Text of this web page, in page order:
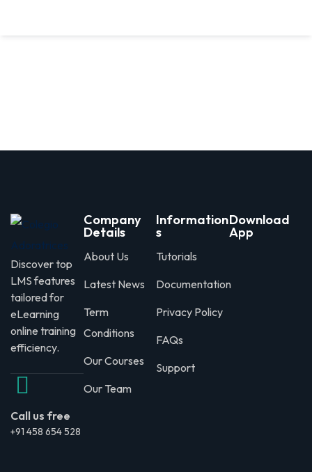
Discover top
LMS features
tailored for
eLearning
online training
efficiency.
Call us free
+91 458 654 528
Company
Details
About Us
Latest News
Term
Conditions
Our Courses
Our Team
Information
s
Tutorials
Documentation
Privacy Policy
FAQs
Support
Download
App